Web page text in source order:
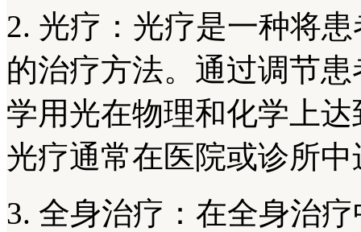
2. 光疗：光疗是一种将
的治疗方法。通过调节
学用光在物理和化学上
光疗通常在医院或诊所中
3. 全身治疗：在全身治